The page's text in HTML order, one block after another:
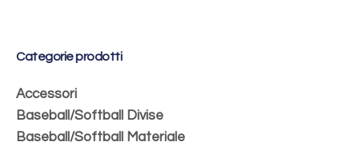
Categorie prodotti
Accessori
Baseball/Softball Divise
Baseball/Softball Materiale